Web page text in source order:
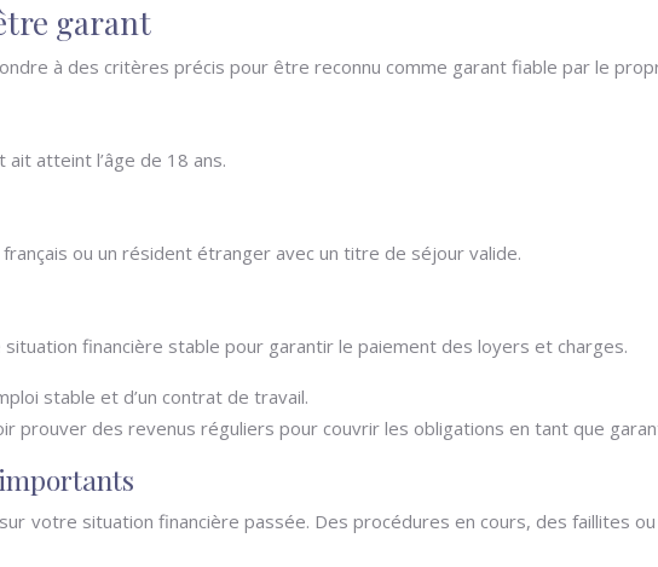
garant
à des critères précis pour être reconnu comme garant fiable par le
atteint l’âge de 18 ans.
ou un résident étranger avec un titre de séjour valide.
financière stable pour garantir le paiement des loyers et charges.
stable et d’un contrat de travail.
prouver des revenus réguliers pour couvrir les obligations en tant que
votre situation financière passée. Des procédures en cours, des faillites